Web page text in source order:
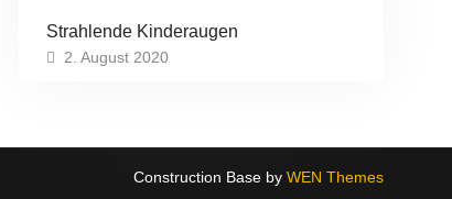
Strahlende Kinderaugen
2. August 2020
Construction Base by WEN Themes